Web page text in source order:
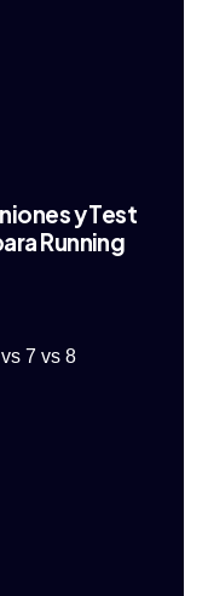
y Test
Running